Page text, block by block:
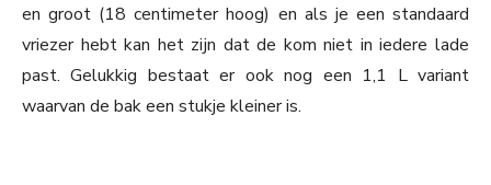
en groot (18 centimeter hoog) en als je een standaard
vriezer hebt kan het zijn dat de kom niet in iedere lade
past. Gelukkig bestaat er ook nog een 1,1 L variant
waarvan de bak een stukje kleiner is.